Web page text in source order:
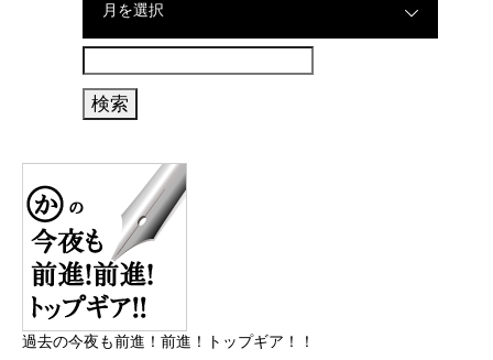
月を選択
過去の今夜も前進！前進！トップギア！！